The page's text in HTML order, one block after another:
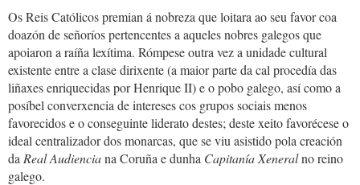
Os Reis Católicos premian á nobreza que loitara ao seu favor coa
doazón de señoríos pertencentes a aqueles nobres galegos que
apoiaron a raíña lexítima. Rómpese outra vez a unidade cultural
existente entre a clase dirixente (a maior parte da cal procedía das
liñaxes enriquecidas por Henrique II) e o pobo galego, así como a
posíbel converxencia de intereses cos grupos sociais menos
favorecidos e o conseguinte liderato destes; deste xeito favorécese o
ideal centralizador dos monarcas, que se viu asistido pola creación
da Real Audienciana Coruña e dunha Capitanía Xeneralno reino
galego.